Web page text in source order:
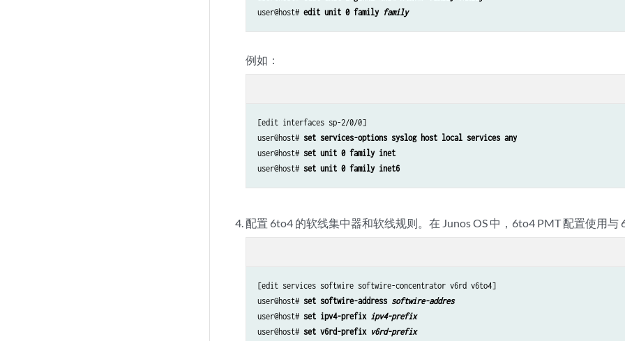
user@host# edit unit 0 family family
例如：
[edit interfaces sp-2/0/0]
user@host# set services-options syslog host local services any
user@host# set unit 0 family inet
user@host# set unit 0 family inet6
配置 6to4 的软线集中器和软线规则。在 Junos OS 中，6to4 PMT 配置使用与
[edit services softwire softwire-concentrator v6rd v6to4]
user@host# set softwire-address softwire-addres
user@host# set ipv4-prefix ipv4-prefix
user@host# set v6rd-prefix v6rd-prefix